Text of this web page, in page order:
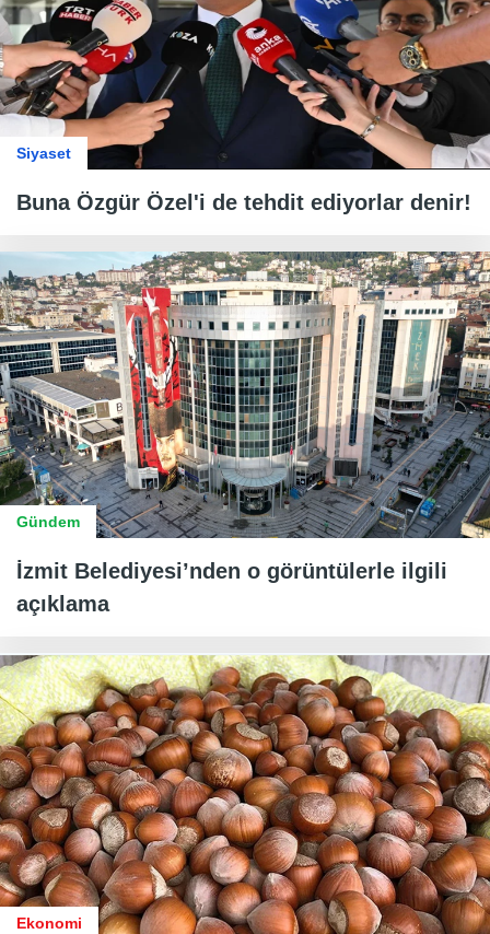
Siyaset
Buna Özgür Özel'i de tehdit ediyorlar denir!
Gündem
İzmit Belediyesi’nden o görüntülerle ilgili
açıklama
Ekonomi